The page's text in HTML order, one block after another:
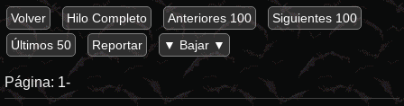
Volver Hilo Completo Anteriores 100
Siguientes 100
Últimos 50
Reportar ▼ Bajar ▼
Página: 1-